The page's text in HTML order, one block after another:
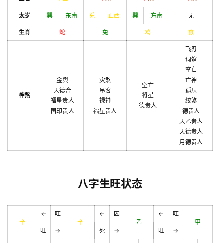
太岁 巽 东南 兑 正西 巽 东南 无
生肖 蛇 兔 鸡 猴
神煞
金舆
天德合
福星贵人
国印贵人
灾煞
吊客
禄神
福星贵人
空亡
将星
德贵人
飞刃
词馆
空亡
亡神
孤辰
绞煞
德贵人
天乙贵人
天德贵人
月德贵人
八字生旺状态
辛
←
旺
辛
←
囚
乙
←
旺
甲
旺
→ 死 → 旺 →